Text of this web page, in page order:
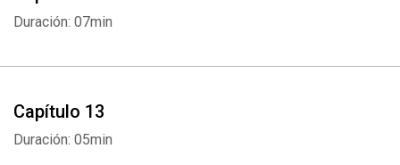
Duración: 07min
Capítulo 13
Duración: 05min